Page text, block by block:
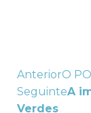
AnteriorO
SeguinteA
Verdes